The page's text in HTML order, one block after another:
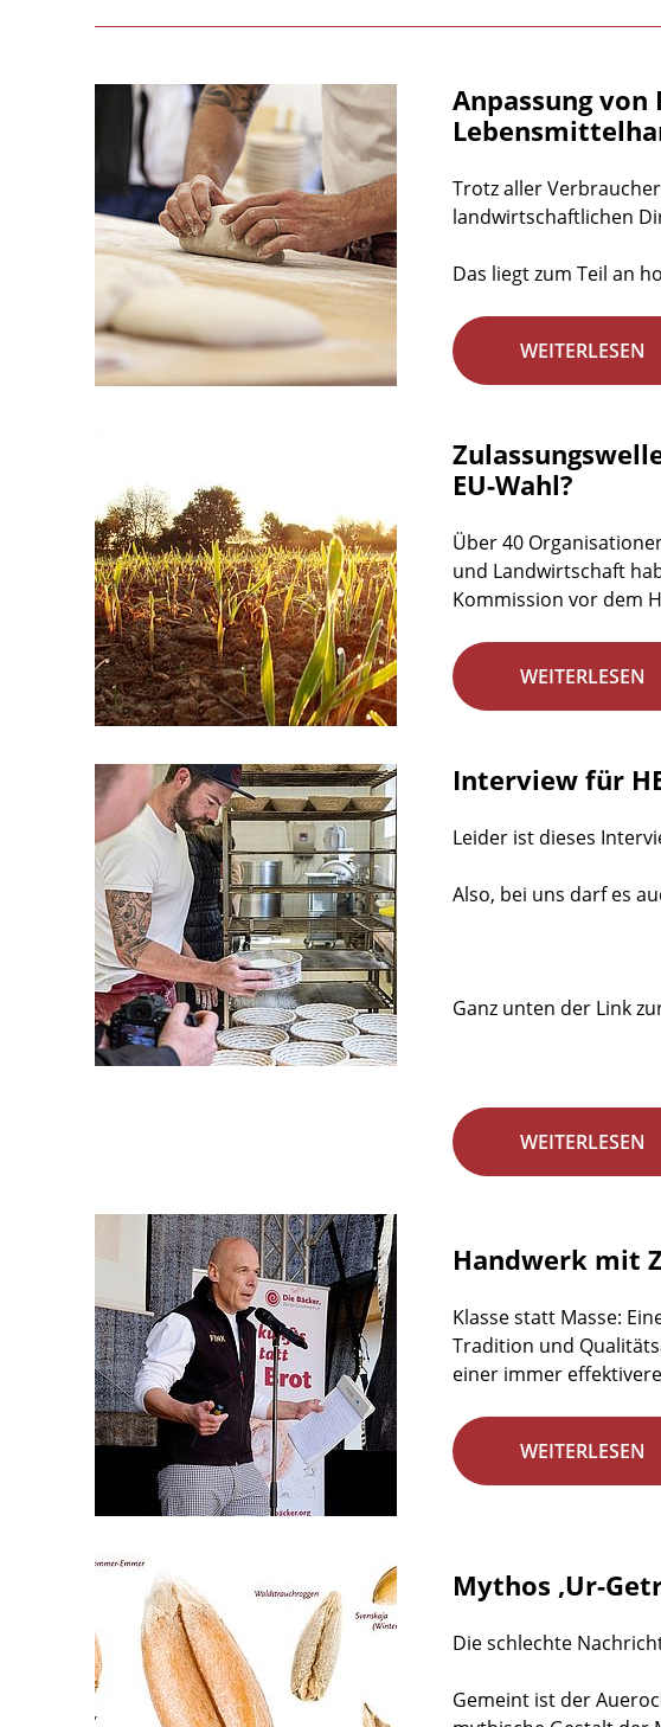
Anpassung
Trotz aller
landwirtschaftlichen
Das liegt zum Teil an
WEITERLESEN
EU-Wahl?
Über 40
und Landwirtschaft
Kommission vor dem
WEITERLESEN
Interview für
Leider ist dieses
Also, bei uns darf es
Ganz unten der Link
WEITERLESEN
Handwerk mit
Klasse statt Masse:
Tradition und
einer immer
WEITERLESEN
Mythos ‚Ur-
Die schlechte
Gemeint ist der